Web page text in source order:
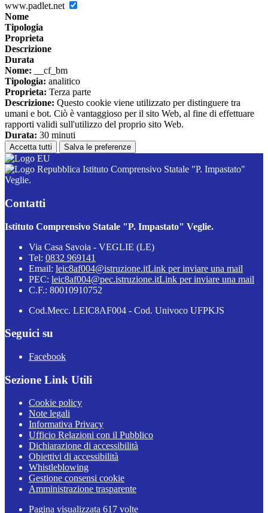
www.padlet.net
Nome
Tipologia
Proprieta
Descrizione
Durata
Nome: __cf_bm
Tipologia: analitico
Proprieta: Terza parte
Descrizione: Questo cookie viene utilizzato per distinguere tra
umani e bot. Ciò è vantaggioso per il sito Web, al fine di effettuare
rapporti validi sull'utilizzo del proprio sito Web.
Durata: 30 minuti
Accetta tutti Salva le preferenze
Istituto Comprensivo Statale "P. Impastato"
Veglie.
Contatti
Istituto Comprensivo Statale "P. Impastato" Veglie.
Via Casa Savoia - VEGLIE (LE)
Tel: 0832 969141
Email: leic8af004@istruzione.itLink per inviare una mail
PEC: leic8af004@pec.istruzione.itLink per inviare una mail
C.F.: 80010910752
Cod.Mecc. LEIC8AF004 - Cod. Univoco UFPKJS
Seguici su
Facebook
Sezione Link Utili
Cookie policy
Note legali
Informativa Privacy
Ufficio Relazioni con il Pubblico
Dichiarazione di accessibilità
Obiettivi di accessibilità
Whistleblowing
Gestione consensi cookie
Amministrazione trasparente
Pagina visualizzata 617 volte